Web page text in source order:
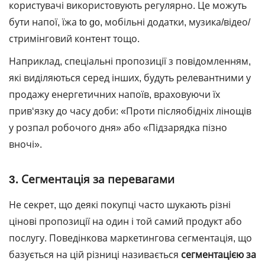
користувачі використовують регулярно. Це можуть
бути напої, їжа to go, мобільні додатки, музика/відео/
стримінговий контент тощо.
Наприклад, спеціальні пропозиції з повідомленням,
які виділяються серед інших, будуть релевантними у
продажу енергетичних напоїв, враховуючи їх
прив‘язку до часу доби: «Проти післяобідніх лінощів
у розпал робочого дня» або «Підзарядка пізно
вночі».
3. Сегментація за перевагами
Не секрет, що деякі покупці часто шукають різні
цінові пропозиції на один і той самий продукт або
послугу. Поведінкова маркетингова сегментація, що
базується на цій різниці називається сегментацією за